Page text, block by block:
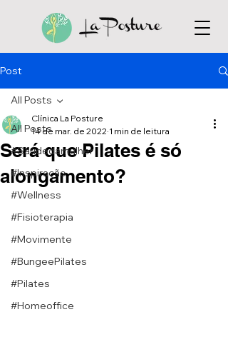
Post
All Posts
#Saúdedamulher
#Inspiração
#Wellness
#Fisioterapia
#Movimente
#BungeePilates
#Pilates
#Homeoffice
All Posts
Será que Pilates é só
alongamento?
Clínica La Posture
14 de mar. de 2022 1 min de leitura